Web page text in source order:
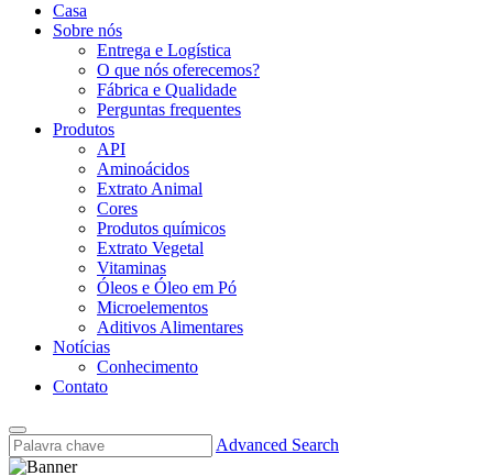
Casa
Sobre nós
Entrega e Logística
O que nós oferecemos?
Fábrica e Qualidade
Perguntas frequentes
Produtos
API
Aminoácidos
Extrato Animal
Cores
Produtos químicos
Extrato Vegetal
Vitaminas
Óleos e Óleo em Pó
Microelementos
Aditivos Alimentares
Notícias
Conhecimento
Contato
Advanced Search